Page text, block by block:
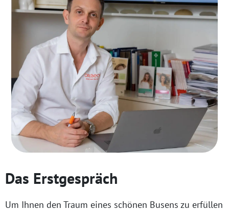
Das Erstgespräch
Um Ihnen den Traum eines schönen Busens zu erfüllen